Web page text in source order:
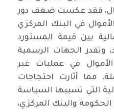
فقد عكست ضعف دور
في البنك المركزي
بين قيمة المستورد
وتقدر الجهات الرسمية
في عمليات غير
مما أثارت احتجاجات
التي تسببها السياسة
الحكومة والبنك المركزي،